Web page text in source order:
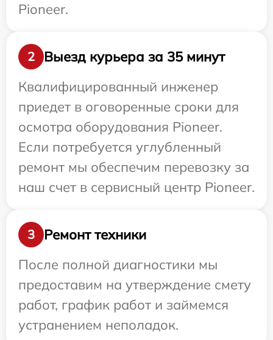
Pioneer.
2
Выезд курьера за 35 минут
Квалифицированный инженер
приедет в оговоренные сроки для
осмотра оборудования Pioneer.
Если потребуется углубленный
ремонт мы обеспечим перевозку за
наш счет в сервисный центр Pioneer.
3
Ремонт техники
После полной диагностики мы
предоставим на утверждение смету
работ, график работ и займемся
устранением неполадок.